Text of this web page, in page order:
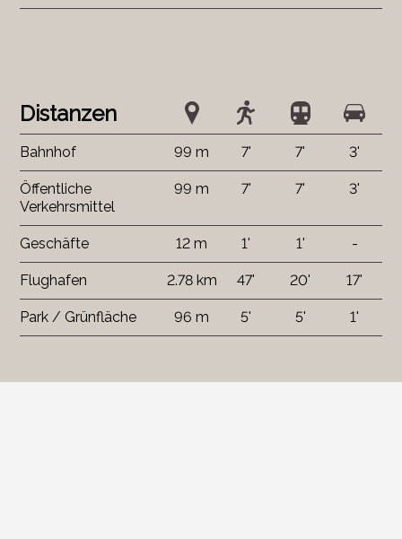
Distanzen
Bahnhof 99 m 7' 7' 3'
Öffentliche
Verkehrsmittel
99 m 7' 7' 3'
Geschäfte 12 m 1' 1' -
Flughafen 2.78 km 47' 20' 17'
Park / Grünfläche 96 m 5' 5' 1'